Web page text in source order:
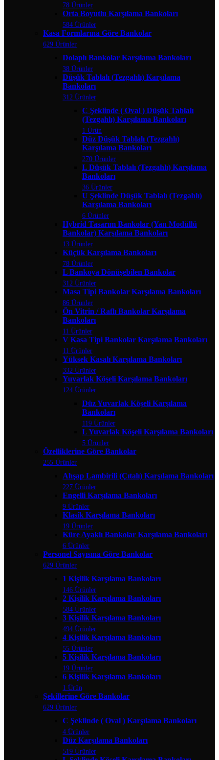
78 Ürünler
Orta Boyutlu Karşılama Bankoları
584 Ürünler
Kasa Formlarına Göre Bankolar
629 Ürünler
Dolaplı Bankolar Karşılama Bankoları
38 Ürünler
Düşük Tablalı (Tezgahlı) Karşılama
Bankoları
312 Ürünler
C Şeklinde ( Oval ) Düşük Tablalı
(Tezgahlı) Karşılama Bankoları
1 Ürün
Düz Düşük Tablalı (Tezgahlı)
Karşılama Bankoları
270 Ürünler
L Düşük Tablalı (Tezgahlı) Karşılama
Bankoları
36 Ürünler
U Şeklinde Düşük Tablalı (Tezgahlı)
Karşılama Bankoları
6 Ürünler
Hybrid Tasarım Bankolar (Yan Modüllü
Bankolar) Karşılama Bankoları
13 Ürünler
Küçük Karşılama Bankoları
78 Ürünler
L Bankoya Dönüşebilen Bankolar
312 Ürünler
Masa Tipi Bankolar Karşılama Bankoları
86 Ürünler
Ön Vitrin / Raflı Bankolar Karşılama
Bankoları
11 Ürünler
V Kasa Tipi Bankolar Karşılama Bankoları
11 Ürünler
Yüksek Kasalı Karşılama Bankoları
332 Ürünler
Yuvarlak Köşeli Karşılama Bankoları
124 Ürünler
Düz Yuvarlak Köşeli Karşılama
Bankoları
119 Ürünler
L Yuvarlak Köşeli Karşılama Bankoları
5 Ürünler
Özelliklerine Göre Bankolar
255 Ürünler
Ahşap Lambirili (Çıtalı) Karşılama Bankoları
227 Ürünler
Engelli Karşılama Bankoları
9 Ürünler
Klasik Karşılama Bankoları
19 Ürünler
Küre Ayaklı Bankolar Karşılama Bankoları
6 Ürünler
Personel Sayısına Göre Bankolar
629 Ürünler
1 Kişilik Karşılama Bankoları
146 Ürünler
2 Kişilik Karşılama Bankoları
584 Ürünler
3 Kişilik Karşılama Bankoları
494 Ürünler
4 Kişilik Karşılama Bankoları
55 Ürünler
5 Kişilik Karşılama Bankoları
19 Ürünler
6 Kişilik Karşılama Bankoları
1 Ürün
Şekillerine Göre Bankolar
629 Ürünler
C Şeklinde ( Oval ) Karşılama Bankoları
4 Ürünler
Düz Karşılama Bankoları
519 Ürünler